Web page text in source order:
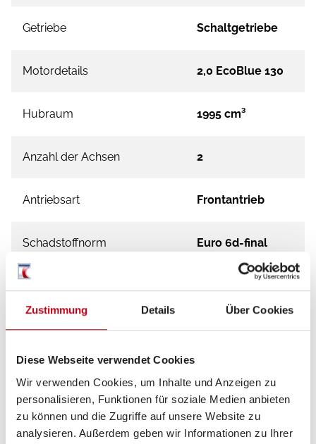
Zustimmung Details Über Cookies
Diese Webseite verwendet Cookies
Wir verwenden Cookies, um Inhalte und Anzeigen zu
personalisieren, Funktionen für soziale Medien anbieten
zu können und die Zugriffe auf unsere Website zu
analysieren. Außerdem geben wir Informationen zu Ihrer
Getriebe Schaltgetriebe
Motordetails 2,0 EcoBlue 130
Hubraum 1995 cm³
Anzahl der Achsen 2
Antriebsart Frontantrieb
Schadstoffnorm Euro 6d-final
Ausstattung